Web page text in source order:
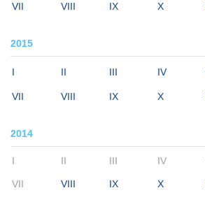
VII VIII IX X
2015
I II III IV
VII VIII IX X
2014
I II III IV
VII VIII IX X